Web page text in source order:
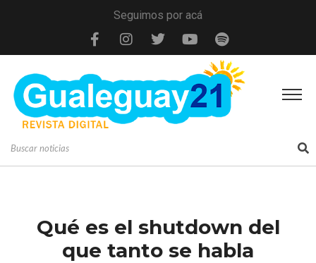
Seguimos por acá
Qué es el shutdown del
que tanto se habla